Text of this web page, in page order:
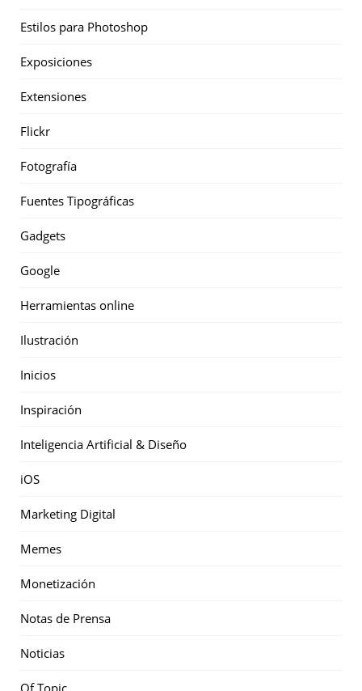
Estilos para Photoshop
Exposiciones
Extensiones
Flickr
Fotografía
Fuentes Tipográficas
Gadgets
Google
Herramientas online
Ilustración
Inicios
Inspiración
Inteligencia Artificial & Diseño
iOS
Marketing Digital
Memes
Monetización
Notas de Prensa
Noticias